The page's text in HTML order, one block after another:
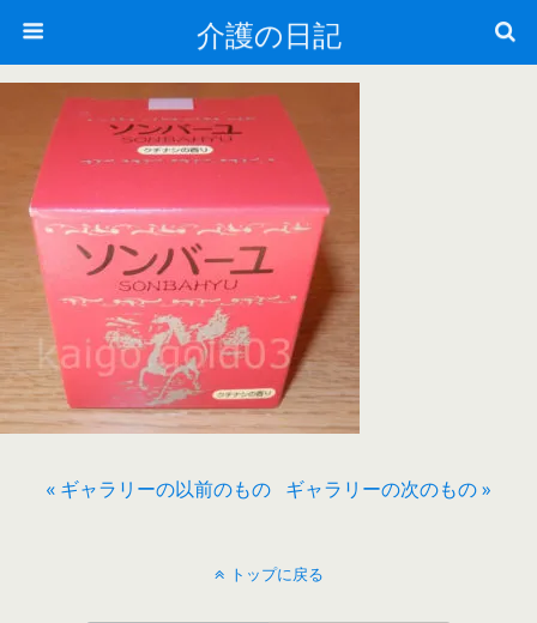
介護の日記
« ギャラリーの以前のもの ギャラリーの次のもの »
トップに戻る